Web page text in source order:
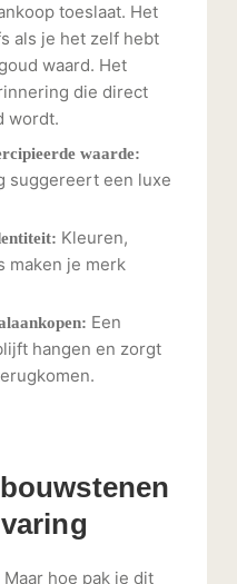
toeslaat. Het
als je het zelf hebt
waard. Het
die direct
wordt.
waarde:
suggereert een luxe
Kleuren,
maken je merk
Een
hangen en zorgt
hoe pak je dit